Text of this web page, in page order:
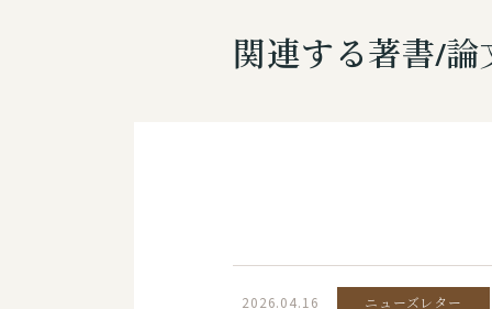
関連する著書/論
2026.04.16 ニューズレター